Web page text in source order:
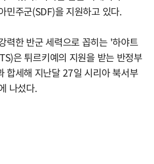
민주군(SDF)을 지원하고 있다.
력한 반군 세력으로 꼽히는 '하야트
은 튀르키예의 지원을 받는 반정부
합세해 지난달 27일 시리아 북서부
나섰다.